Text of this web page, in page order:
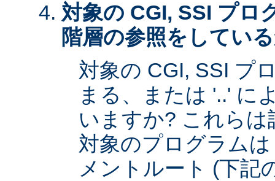
対象の CGI, SSI プロ
階層の参照をしてい
対象の CGI, SSI プ
まる、または '..' に
いますか? これら
対象のプログラム
メントルート (下記